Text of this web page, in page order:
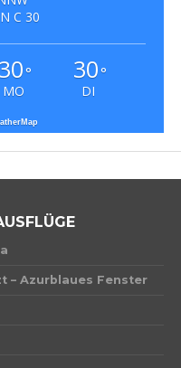
C 30
30°
MO
30°
DI
– Azurblaues Fenster